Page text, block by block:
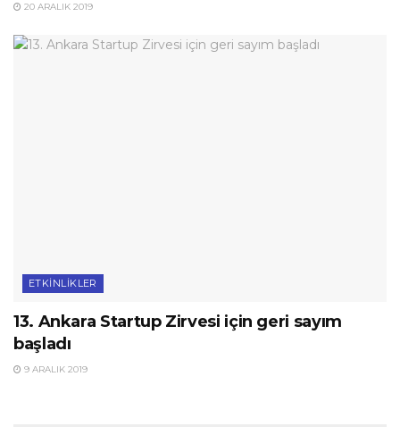
20 ARALIK 2019
ETKINLIKLER
13. Ankara Startup Zirvesi için geri sayım
başladı
9 ARALIK 2019